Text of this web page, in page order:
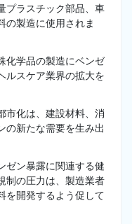
プラスチック部品、車
の製造に使用されま
化学品の製造にベンゼ
ルスケア業界の拡大を
市化は、建設材料、消
の新たな需要を生み出
ゼン暴露に関連する健
制の圧力は、製造業者
を開発するよう促して